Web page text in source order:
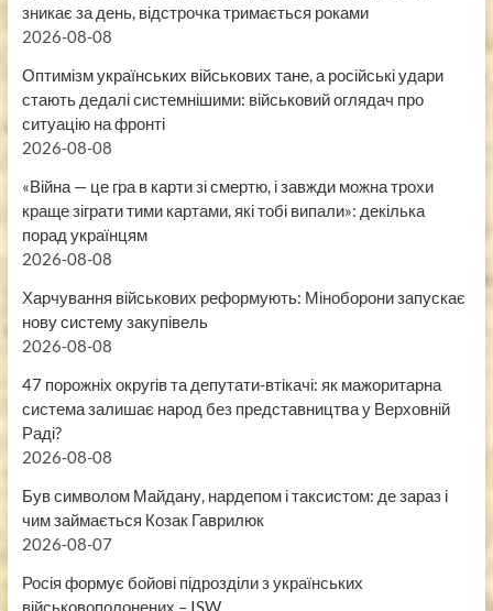
зникає за день, відстрочка тримається роками
2026-08-08
Оптимізм українських військових тане, а російські удари
стають дедалі системнішими: військовий оглядач про
ситуацію на фронті
2026-08-08
«Війна — це гра в карти зі смертю, і завжди можна трохи
краще зіграти тими картами, які тобі випали»: декілька
порад українцям
2026-08-08
Харчування військових реформують: Міноборони запускає
нову систему закупівель
2026-08-08
47 порожніх округів та депутати-втікачі: як мажоритарна
система залишає народ без представництва у Верховній
Раді?
2026-08-08
Був символом Майдану, нардепом і таксистом: де зараз і
чим займається Козак Гаврилюк
2026-08-07
Росія формує бойові підрозділи з українських
військовополонених – ISW